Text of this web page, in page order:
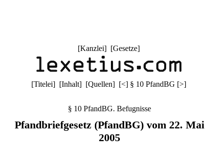
[Kanzlei] [Gesetze]
[Titelei] [Inhalt] [Quellen] [<] § 10 PfandBG [>]
§ 10 PfandBG. Befugnisse
Pfandbriefgesetz (PfandBG) vom 22. Mai
2005